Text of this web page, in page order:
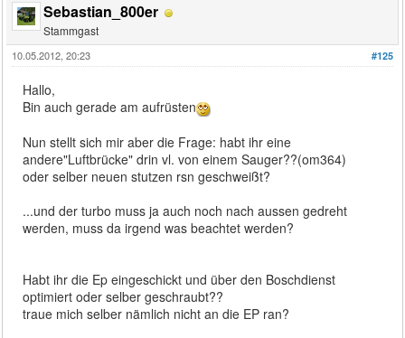
Sebastian_800er
Stammgast
#125
10.05.2012, 20:23
Hallo,
Bin auch gerade am aufrüsten
Nun stellt sich mir aber die Frage: habt ihr eine
andere"Luftbrücke" drin vl. von einem Sauger??(om364)
oder selber neuen stutzen rsn geschweißt?
...und der turbo muss ja auch noch nach aussen gedreht
werden, muss da irgend was beachtet werden?
Habt ihr die Ep eingeschickt und über den Boschdienst
optimiert oder selber geschraubt??
traue mich selber nämlich nicht an die EP ran?